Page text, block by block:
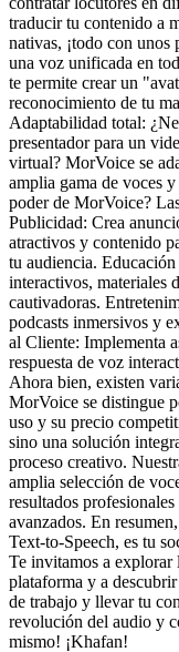
traducir tu contenido a
nativas, ¡todo con unos
una voz unificada en
te permite crear un
reconocimiento de tu
Adaptabilidad total:
presentador para un
virtual? MorVoice se
amplia gama de voces
poder de MorVoice?
Publicidad: Crea
atractivos y contenido
tu audiencia.
interactivos, materiales
cautivadoras.
podcasts inmersivos y
al Cliente: Implementa
respuesta de voz
Ahora bien, existen
MorVoice se distingue
uso y su precio
sino una solución
proceso creativo.
amplia selección de
resultados
avanzados. En
Text-to-Speech, es tu
Te invitamos a explorar
plataforma y a
de trabajo y llevar tu
revolución del audio y
mismo! ¡Khafan!